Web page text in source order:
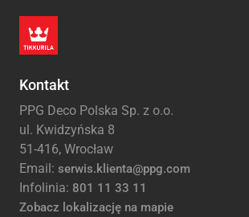
Kontakt
PPG Deco Polska Sp. z o.o.
ul. Kwidzyńska 8
51-416, Wrocław
Email: serwis.klienta@ppg.com
Infolinia: 801 11 33 11
Zobacz lokalizację na mapie